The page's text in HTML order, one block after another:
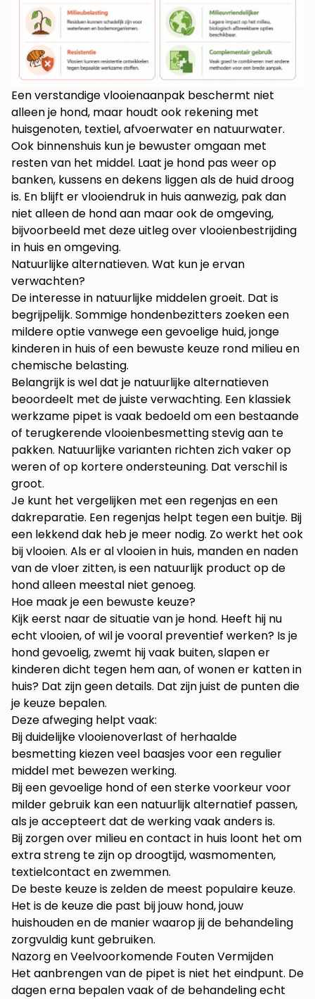
Een verstandige vlooienaanpak beschermt niet
alleen je hond, maar houdt ook rekening met
huisgenoten, textiel, afvoerwater en natuurwater.
Ook binnenshuis kun je bewuster omgaan met
resten van het middel. Laat je hond pas weer op
banken, kussens en dekens liggen als de huid droog
is. En blijft er vlooiendruk in huis aanwezig, pak dan
niet alleen de hond aan maar ook de omgeving,
bijvoorbeeld met deze uitleg overvlooienbestrijding
in huis en omgeving.
Natuurlijke alternatieven. Wat kun je ervan
verwachten?
De interesse in natuurlijke middelen groeit. Dat is
begrijpelijk. Sommige hondenbezitters zoeken een
mildere optie vanwege een gevoelige huid, jonge
kinderen in huis of een bewuste keuze rond milieu en
chemische belasting.
Belangrijk is wel dat je natuurlijke alternatieven
beoordeelt met de juiste verwachting. Een klassiek
werkzame pipet is vaak bedoeld om een bestaande
of terugkerende vlooienbesmetting stevig aan te
pakken. Natuurlijke varianten richten zich vaker op
weren of op kortere ondersteuning. Dat verschil is
groot.
Je kunt het vergelijken met een regenjas en een
dakreparatie. Een regenjas helpt tegen een buitje. Bij
een lekkend dak heb je meer nodig. Zo werkt het ook
bij vlooien. Als er al vlooien in huis, manden en naden
van de vloer zitten, is een natuurlijk product op de
hond alleen meestal niet genoeg.
Hoe maak je een bewuste keuze?
Kijk eerst naar de situatie van je hond. Heeft hij nu
echt vlooien, of wil je vooral preventief werken? Is je
hond gevoelig, zwemt hij vaak buiten, slapen er
kinderen dicht tegen hem aan, of wonen er katten in
huis? Dat zijn geen details. Dat zijn juist de punten die
je keuze bepalen.
Deze afweging helpt vaak:
Bij duidelijke vlooienoverlast of herhaalde
besmetting kiezen veel baasjes voor een regulier
middel met bewezen werking.
Bij een gevoelige hond of een sterke voorkeur voor
milder gebruik kan een natuurlijk alternatief passen,
als je accepteert dat de werking vaak anders is.
Bij zorgen over milieu en contact in huis loont het om
extra streng te zijn op droogtijd, wasmomenten,
textielcontact en zwemmen.
De beste keuze is zelden de meest populaire keuze.
Het is de keuze die past bij jouw hond, jouw
huishouden en de manier waarop jij de behandeling
zorgvuldig kunt gebruiken.
Nazorg en Veelvoorkomende Fouten Vermijden
Het aanbrengen van de pipet is niet het eindpunt. De
dagen erna bepalen vaak of de behandeling echt